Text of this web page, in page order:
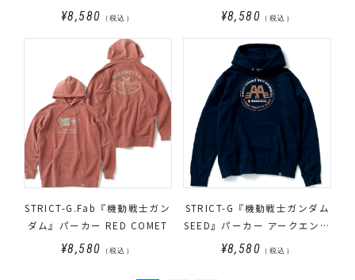
¥8,580 （税込）
SOLDIER
¥8,580 （税込）
STRICT-G.Fab『機動戦士ガン
ダム』パーカー RED COMET
¥8,580 （税込）
STRICT-G『機動戦士ガンダム
SEED』パーカー アークエンジ
ェル
¥8,580 （税込）